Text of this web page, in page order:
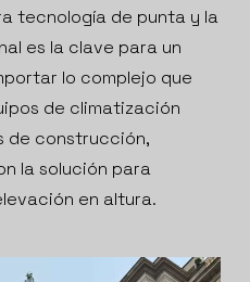
tecnología de punta y la
es la clave para un
lo complejo que
de climatización
de construcción,
la solución para
en altura.